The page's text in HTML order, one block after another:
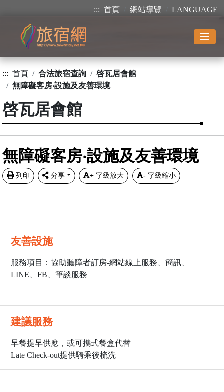
::: 首頁 網站導覽 LANGUAGE
::: 首頁 合法旅宿查詢
啓瓦居會館
無障礙客房‧設施及友善環境
啓瓦居會館
無障礙客房‧設施及友善環境
列印 分享 + 字級放大 - 字級縮小
友善設施
服務項目：協助聽障者訂房-網站線上服務、簡訊、
LINE、FB、筆談服務
建議服務
早餐提早供應，或可攜式餐盒代替
Late Check-out提供騎乘後梳洗